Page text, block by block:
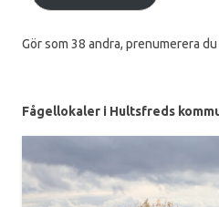
Gör som 38 andra, prenumerera du
Fågellokaler i Hultsfreds